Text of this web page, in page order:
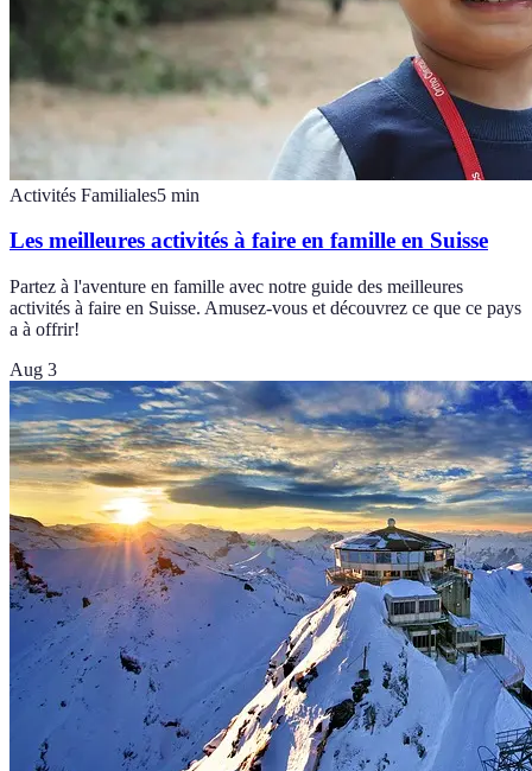
Activités Familiales5 min
Les meilleures activités à faire en famille en Suisse
Partez à l'aventure en famille avec notre guide des meilleures
activités à faire en Suisse. Amusez-vous et découvrez ce que ce pays
a à offrir!
Aug 3